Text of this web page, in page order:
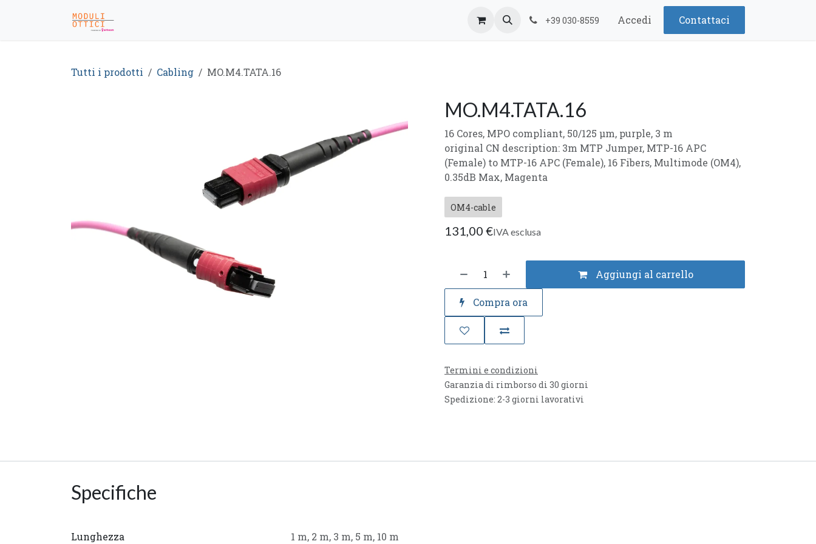
+39 030-8559 Accedi Contattaci
Tutti i prodotti Cabling MO.M4.TATA.16
MO.M4.TATA.16
16 Cores, MPO compliant, 50/125 µm, purple, 3 m
original CN description: 3m MTP Jumper, MTP-16 APC
(Female) to MTP-16 APC (Female), 16 Fibers, Multimode (OM4),
0.35dB Max, Magenta
OM4-cable
131,00 €IVA esclusa
Aggiungi al carrello
Compra ora
Termini e condizioni
Garanzia di rimborso di 30 giorni
Spedizione: 2-3 giorni lavorativi
Specifiche
Lunghezza 1 m, 2 m, 3 m, 5 m, 10 m